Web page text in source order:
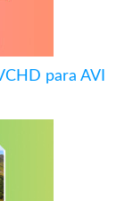
para AVI